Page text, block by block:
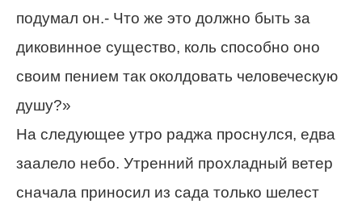
подумал он.- Что же это должно быть за
диковинное существо, коль способно оно
своим пением так околдовать человеческую
душу?»
На следующее утро раджа проснулся, едва
заалело небо. Утренний прохладный ветер
сначала приносил из сада только шелест